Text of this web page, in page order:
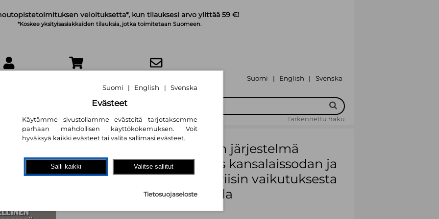
veloituksetta*, kun tilauksesi arvo ylittää 59 €!
*Koskee yksityisasiakkaiden tilauksia, jotka toimitetaan Suomeen.
Suomi | English | Svenska
Tarkennettu haku
Rikosoikeudellinen järjestelmä
kriisissä : Tutkimus kansalaissodan ja
1930-luvun alun kriisin vaikutuksesta
vankilukuun, rikosla
Suomi | English | Svenska
Evästeet
Käytämme sivustollamme evästeitä tarjotaksemme
parhaan mahdollisen käyttökokemuksen. Voit
hyväksyä kaikki evästeet tai valita sallimasi evästeet.
Salli kaikki Valitse sallitut
Tietosuojaseloste